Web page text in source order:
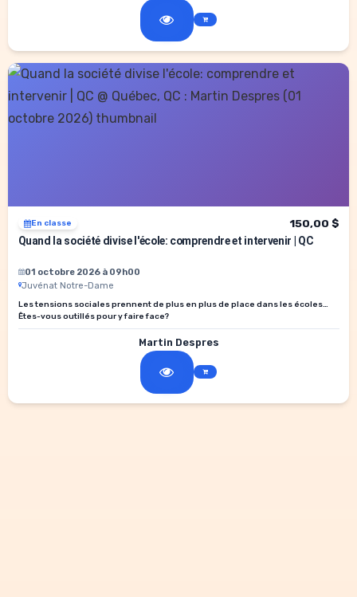
En classe
150,00 $
Quand la société divise l'école: comprendre et intervenir | QC
01 octobre 2026 à 09h00
Juvénat Notre-Dame
Les tensions sociales prennent de plus en plus de place dans les écoles…
Êtes-vous outillés pour y faire face?
Martin Despres